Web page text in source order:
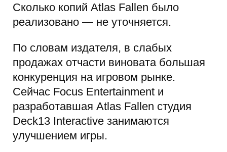
Сколько копий Atlas Fallen было
реализовано — не уточняется.
По словам издателя, в слабых
продажах отчасти виновата большая
конкуренция на игровом рынке.
Сейчас Focus Entertainment и
разработавшая Atlas Fallen студия
Deck13 Interactive занимаются
улучшением игры.